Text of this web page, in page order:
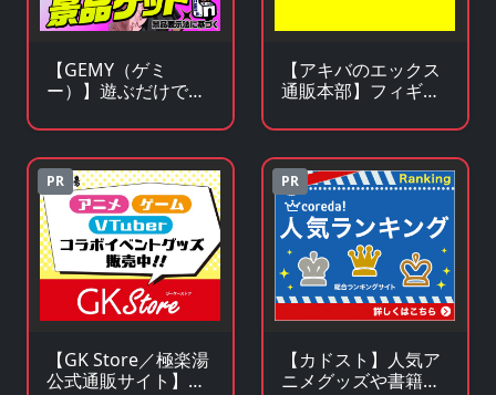
【GEMY（ゲミ
ー）】遊ぶだけで景
ゲームサービス
【アキバのエックス
通販本部】フィギュ
ッズがアキバ価格で
買える！
PR
【GK Store／極楽湯
公式通販サイト】ア
PR
【カドスト】人気ア
ニメグッズや書籍の